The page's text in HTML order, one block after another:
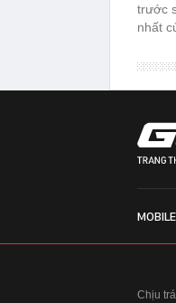
trước
nhất
MOBILE
Chịu